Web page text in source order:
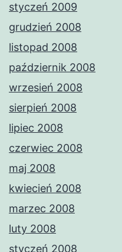
styczeń 2009
grudzień 2008
listopad 2008
październik 2008
wrzesień 2008
sierpień 2008
lipiec 2008
czerwiec 2008
maj 2008
kwiecień 2008
marzec 2008
luty 2008
styczeń 2008